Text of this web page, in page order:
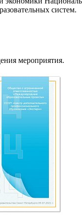
систем.
мероприятия.